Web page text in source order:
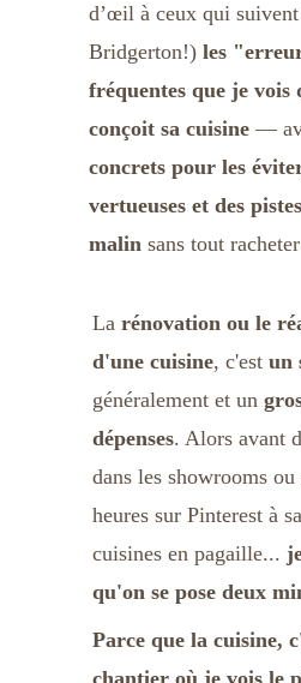
La rénovation ou le
d'une cuisine, c'est un
généralement et un
dépenses. Alors avant
dans les showrooms ou
heures sur Pinterest à
cuisines en pagaille...
qu'on se pose deux
Parce que la cuisine,
chantier où je vois le
d’œil à ceux qui
Bridgerton!) les
fréquentes que je vois
conçoit sa cuisine —
concrets pour les
vertueuses et des
malin sans tout